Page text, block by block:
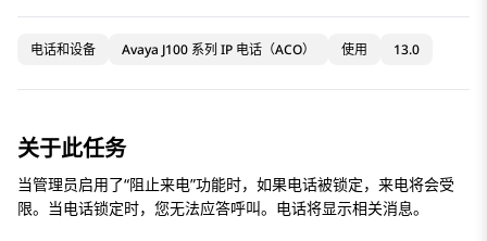
电话和设备 Avaya J100 系列 IP 电话（ACO） 使用 13.0
关于此任务
当管理员启用了“阻止来电”功能时，如果电话被锁定，来电将会受
限。当电话锁定时，您无法应答呼叫。电话将显示相关消息。